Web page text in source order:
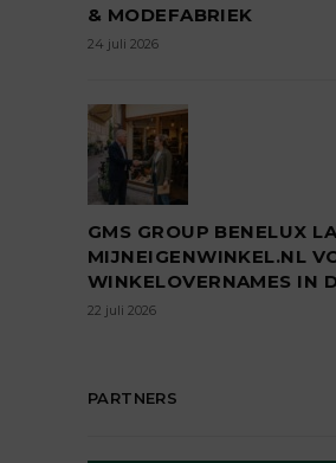
& MODEFABRIEK
24 juli 2026
GMS GROUP BENELUX
MIJNEIGENWINKEL.NL
WINKELOVERNAMES IN
22 juli 2026
PARTNERS